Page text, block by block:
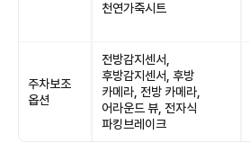
천연가죽시트
주차보조
옵션
전방감지센서,
후방감지센서, 후방
카메라, 전방 카메라,
어라운드 뷰, 전자식
파킹브레이크